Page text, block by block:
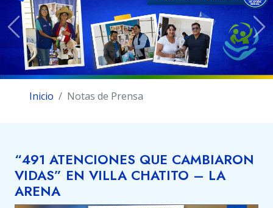
Previous
Inicio Notas de Prensa
“491 ATENCIONES QUE CAMBIARON
VIDAS” EN VILLA CHATITO – LA
ARENA